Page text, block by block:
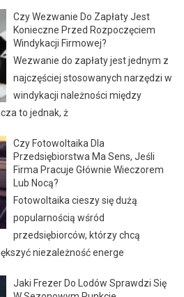
Czy Wezwanie Do Zapłaty Jest
Konieczne Przed Rozpoczęciem
Windykacji Firmowej?
Wezwanie do zapłaty jest jednym z
najczęściej stosowanych narzędzi w
windykacji należności między
to jednak, ż
Czy Fotowoltaika Dla
Przedsiębiorstwa Ma Sens, Jeśli
Firma Pracuje Głównie Wieczorem
Lub Nocą?
Fotowoltaika cieszy się dużą
popularnością wśród
przedsiębiorców, którzy chcą
niezależność energe
Jaki Frezer Do Lodów Sprawdzi Się